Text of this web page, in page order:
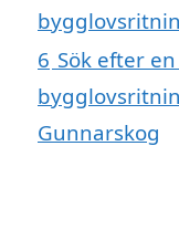
6 Sök efter
Gunnarskog